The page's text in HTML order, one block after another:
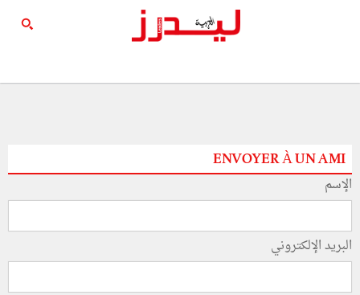
ENVOYER À UN AMI
الإسم
البريد الإلكتروني